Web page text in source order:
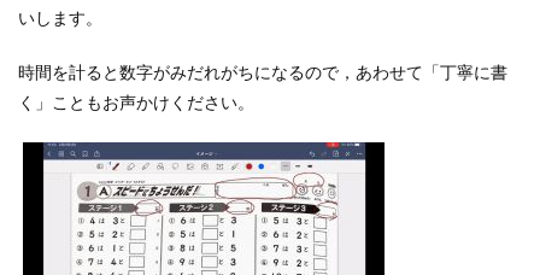
いします。
時間を計ると数字がみだれがちになるので，あわせて「丁寧に書
く」こともお声かけください。